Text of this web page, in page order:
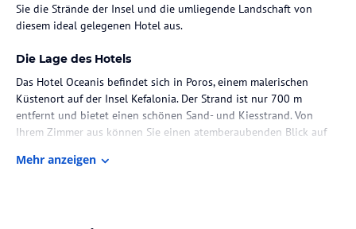
Sie die Strände der Insel und die umliegende Landschaft von
diesem ideal gelegenen Hotel aus.
Die Lage des Hotels
Das Hotel Oceanis befindet sich in Poros, einem malerischen
Küstenort auf der Insel Kefalonia. Der Strand ist nur 700 m
entfernt und bietet einen schönen Sand- und Kiesstrand. Von
Ihrem Zimmer aus können Sie einen atemberaubenden Blick auf
langen Küstenabschnitt mit vielen Sandstränden und Häfen. Die
Mehr anzeigen